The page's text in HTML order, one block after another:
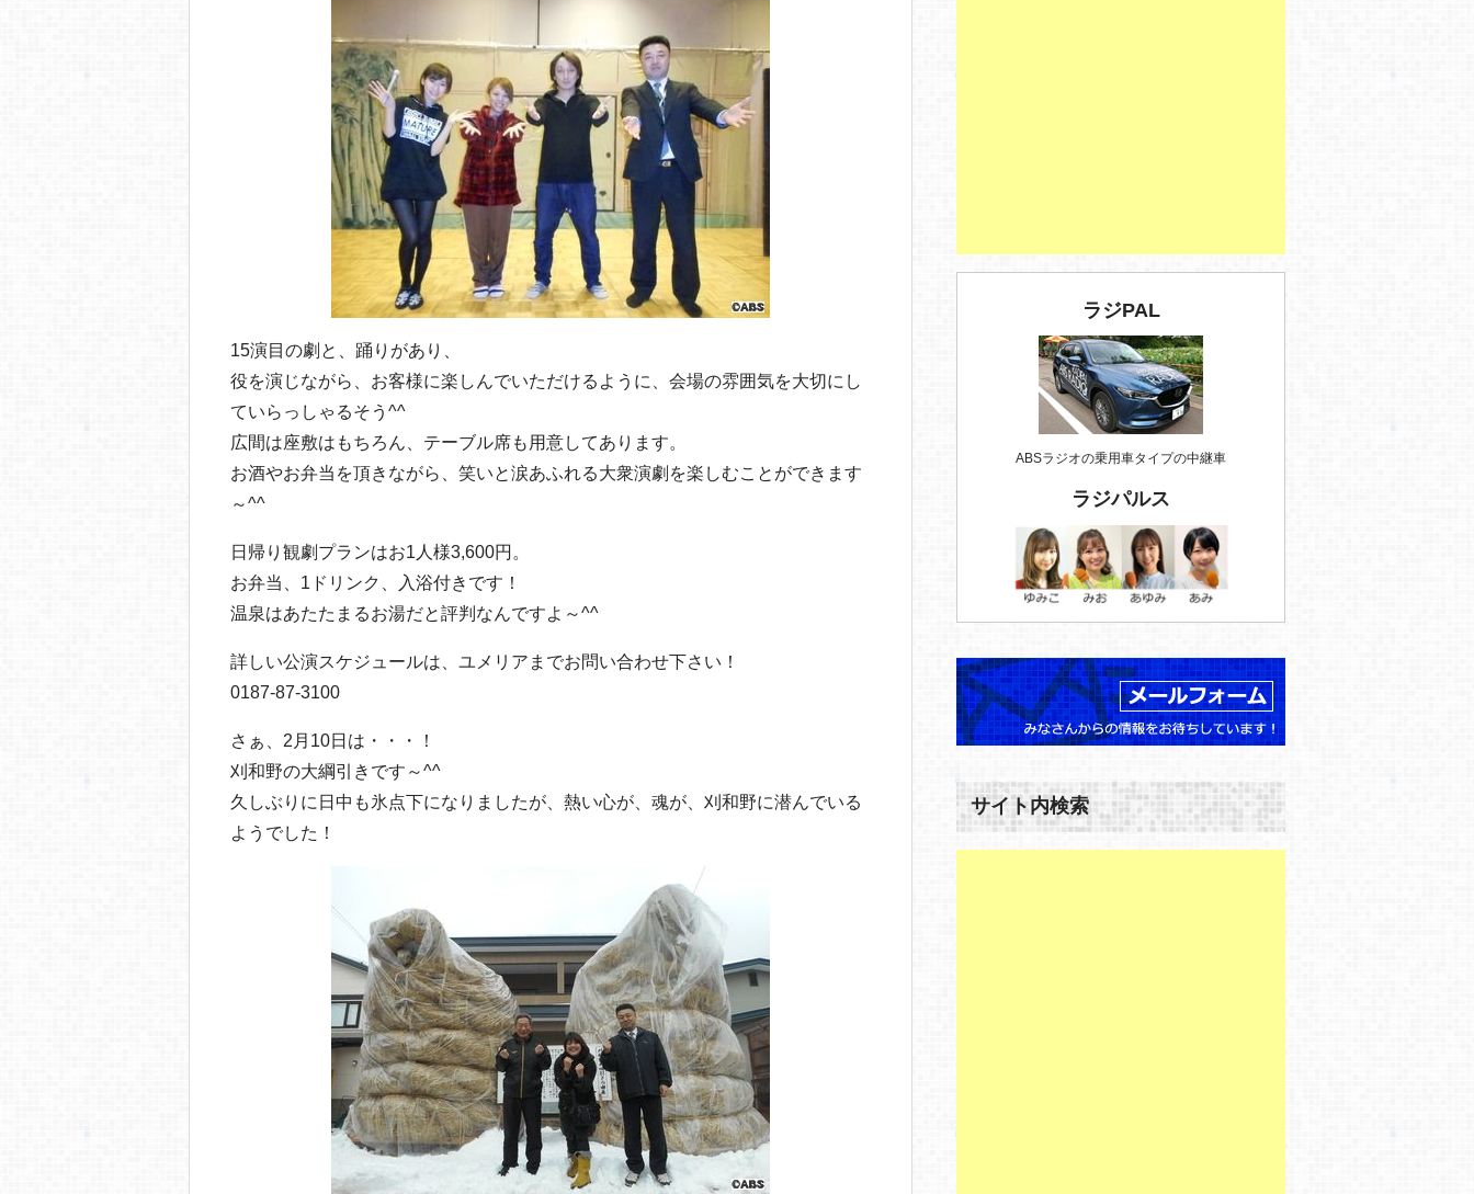
15演目の劇と、踊りがあり、
役を演じながら、お客様に楽しんでいただけるように、会場の雰囲気を大切にし
ていらっしゃるそう^^
広間は座敷はもちろん、テーブル席も用意してあります。
お酒やお弁当を頂きながら、笑いと涙あふれる大衆演劇を楽しむことができます
～^^
日帰り観劇プランはお1人様3,600円。
お弁当、1ドリンク、入浴付きです！
温泉はあたたまるお湯だと評判なんですよ～^^
詳しい公演スケジュールは、ユメリアまでお問い合わせ下さい！
0187-87-3100
さぁ、2月10日は・・・！
刈和野の大綱引きです～^^
久しぶりに日中も氷点下になりましたが、熱い心が、魂が、刈和野に潜んでいる
ようでした！
ラジPAL
ABSラジオの乗用車タイプの中継車
ラジパルス
サイト内検索